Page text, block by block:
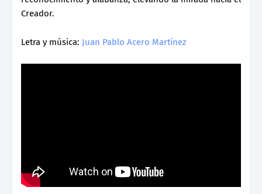
Creador.
Letra y música: Juan Pablo Acero Martínez